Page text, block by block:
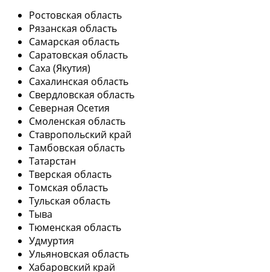
Ростовская область
Рязанская область
Самарская область
Саратовская область
Саха (Якутия)
Сахалинская область
Свердловская область
Северная Осетия
Смоленская область
Ставропольский край
Тамбовская область
Татарстан
Тверская область
Томская область
Тульская область
Тыва
Тюменская область
Удмуртия
Ульяновская область
Хабаровский край